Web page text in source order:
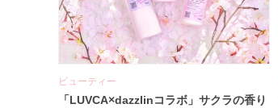
ビューティー
「LUVCA×dazzlinコラボ」サクラの香り